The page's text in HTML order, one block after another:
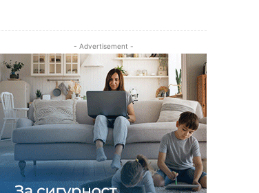
- Advertisement -